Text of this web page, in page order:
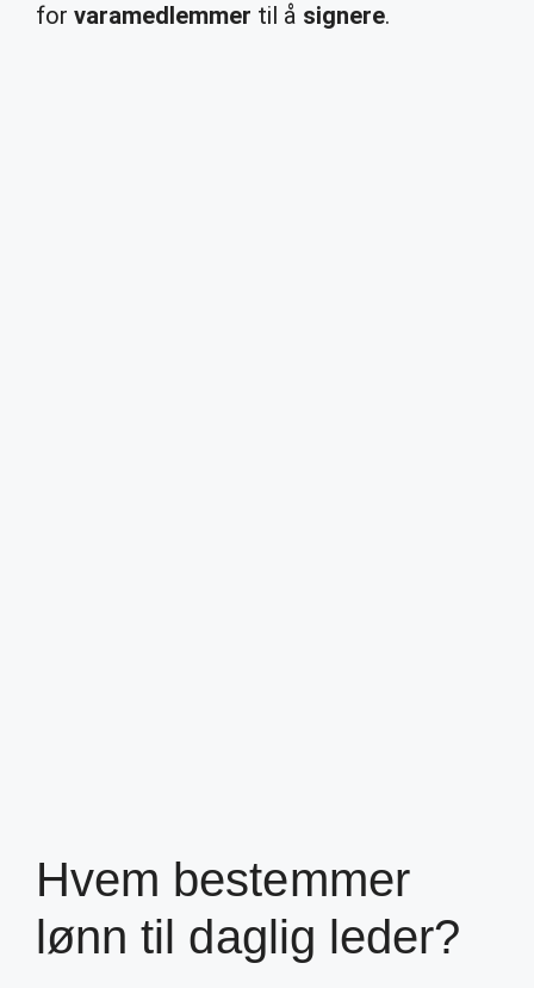
forvaramedlemmer til å signere.
Hvem bestemmer
lønn til daglig leder?